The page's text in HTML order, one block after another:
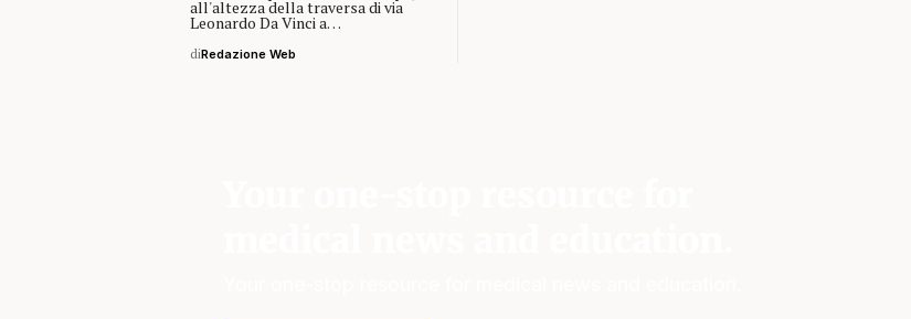
all'altezza della traversa di via
Leonardo Da Vinci a…
diRedazione Web